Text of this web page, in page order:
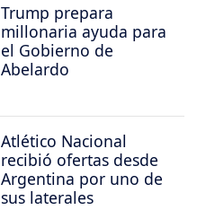
Trump prepara
millonaria ayuda para
el Gobierno de
Abelardo
Atlético Nacional
recibió ofertas desde
Argentina por uno de
sus laterales